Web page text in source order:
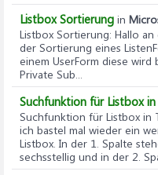
Listbox Sortierung in
Listbox Sortierung: Hallo
der Sortierung eines
einem UserForm diese
Private Sub...
Suchfunktion für Listbox
Suchfunktion für Listbox in
ich bastel mal wieder ein
Listbox. In der 1. Spalte
sechsstellig und in der 2.